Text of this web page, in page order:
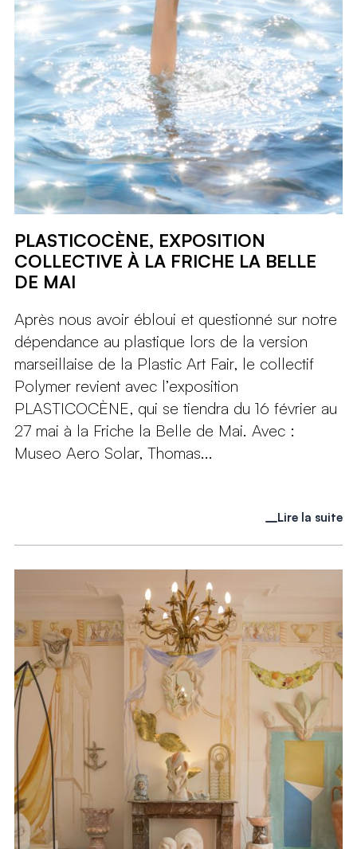
PLASTICOCÈNE, EXPOSITION
COLLECTIVE À LA FRICHE LA BELLE
DE MAI
Après nous avoir ébloui et questionné sur notre
dépendance au plastique lors de la version
marseillaise de la Plastic Art Fair, le collectif
Polymer revient avec l’exposition
PLASTICOCÈNE, qui se tiendra du 16 février au
27 mai à la Friche la Belle de Mai. Avec :
Museo Aero Solar, Thomas...
Lire la suite